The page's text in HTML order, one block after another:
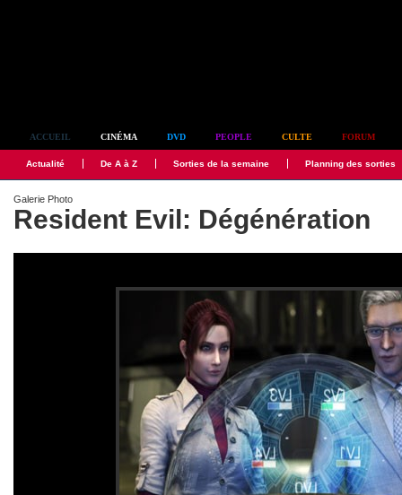
ACCUEIL CINÉMA DVD PEOPLE CULTE FORUM
Actualité De A à Z Sorties de la semaine Planning des sorties
Galerie Photo
Resident Evil: Dégénération